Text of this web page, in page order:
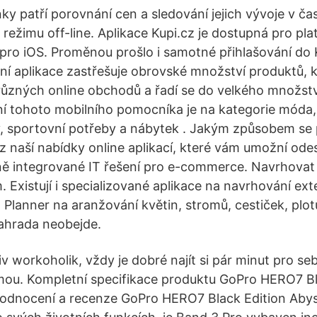
patří porovnání cen a sledování jejich vývoje v
off-line. Aplikace Kupi.cz je dostupná pro
iOS. Proměnou prošlo i samotné přihlašování do
aplikace zastřešuje obrovské množství produktů,
online obchodů a řadí se do velkého
tohoto mobilního pomocníka je na kategorie
sportovní potřeby a nábytek . Jakým způsobem se
naší nabídky online aplikací, které vám umožní
integrované IT řešení pro e-commerce.
Existují i specializované aplikace na navrhování
Planner na aranžování květin, stromů, cestiček,
neobejde.
workoholik, vždy je dobré najít si pár minut pro
Kompletní specifikace produktu GoPro HERO7
a recenze GoPro HERO7 Black Edition